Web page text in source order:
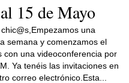
15 de Mayo
una
semana y comenzamos el
con una videoconferencia por
Ya tenéis las invitaciones en
correo electrónico.Esta...